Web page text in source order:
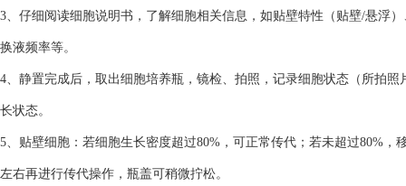
3、仔细阅读细胞说明书，了解细胞相关信息，如贴壁特性（贴壁/悬浮
换液频率等。
4、静置完成后，取出细胞培养瓶，镜检、拍照，记录细胞状态（所拍
长状态。
5、贴壁细胞：若细胞生长密度超过80%，可正常传代；若未超过80%
左右再进行传代操作，瓶盖可稍微拧松。